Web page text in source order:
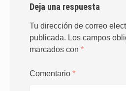
Deja una respuesta
Tu dirección de correo
publicada. Los campos
marcados con *
Comentario *